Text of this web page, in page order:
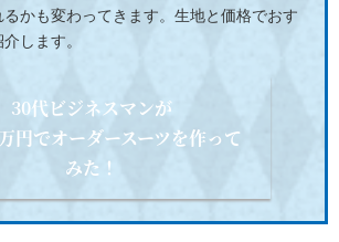
るかも変わってきます。生地と価格でおす
します。
30代ビジネスマンが
円でオーダースーツを作って
みた！